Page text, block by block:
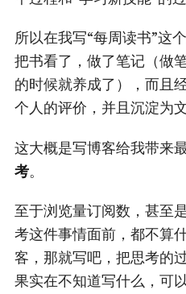
所以在我写“每周读书”这
把书看了，做了笔记（做
的时候就养成了），而且
个人的评价，并且沉淀为
这大概是写博客给我带来
考。
至于浏览量订阅数，甚至
考这件事情面前，都不算
客，那就写吧，把思考的
果实在不知道写什么，可